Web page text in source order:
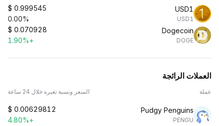
USD1
USD1
$ 0.999545
0.00%
Dogecoin
DOGE
$ 0.070928
+1.90%
العملات الرائجة
عملة السعر ونسبة تغيره خلال 24 ساعة
Pudgy Penguins
PENGU
$ 0.00629812
+4.80%